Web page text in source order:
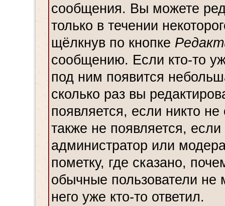
сообщения. Вы можете
только в течении
щёлкнув по кнопке
сообщению. Если кто-то
под ним появится
сколько раз вы
появляется, если никто
также не появляется,
администратор или
пометку, где сказано,
обычные пользователи не
него уже кто-то ответил.